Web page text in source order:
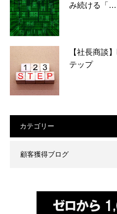
み続ける「…
【社長商談
テップ
カテゴリー
顧客獲得ブログ